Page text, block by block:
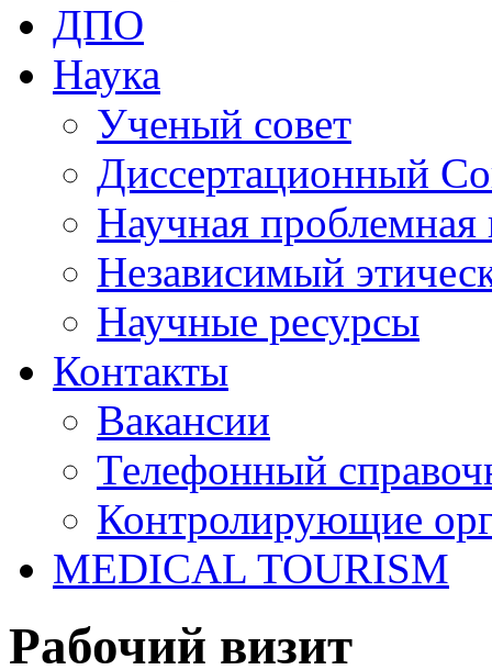
ДПО
Наука
Ученый совет
Диссертационный
Научная проблемная
Независимый
Научные ресурсы
Контакты
Вакансии
Телефонный
Контролирующие
MEDICAL TOURISM
Рабочий визит